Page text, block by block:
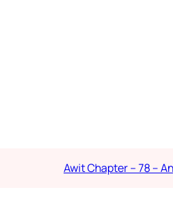
Awit Chapter – 78 –